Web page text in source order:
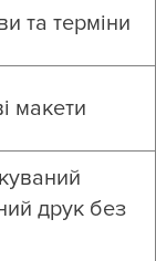
та терміни
макети
друк без